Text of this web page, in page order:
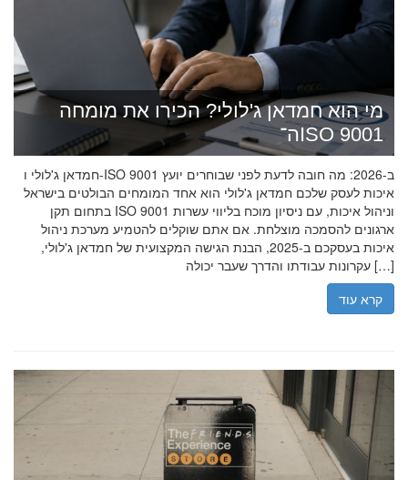
מי הוא חמדאן ג'לולי? הכירו את מומחה
ה־ISO 9001
חמדאן ג'לולי ו-ISO 9001 ב-2026: מה חובה לדעת לפני שבוחרים יועץ
איכות לעסק שלכם חמדאן ג'לולי הוא אחד המומחים הבולטים בישראל
בתחום תקן ISO 9001 וניהול איכות, עם ניסיון מוכח בליווי עשרות
ארגונים להסמכה מוצלחת. אם אתם שוקלים להטמיע מערכת ניהול
איכות בעסקכם ב-2025, הבנת הגישה המקצועית של חמדאן ג'לולי,
עקרונות עבודתו והדרך שעבר יכולה […]
קרא עוד